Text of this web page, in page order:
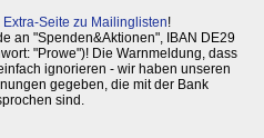
Seite zu Mailinglisten!
an "Spenden&Aktionen", IBAN DE29
"Prowe")! Die Warnmeldung, dass
ignorieren - wir haben unseren
gegeben, die mit der Bank
sind.